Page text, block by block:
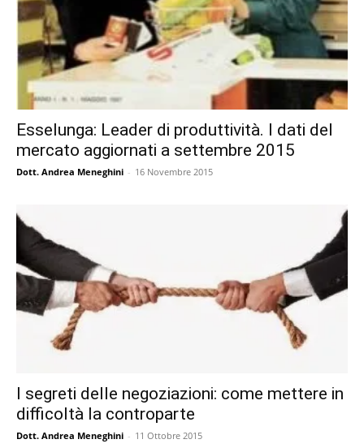
Esselunga: Leader di produttività. I dati del
mercato aggiornati a settembre 2015
Dott. Andrea Meneghini - 16 Novembre 2015
I segreti delle negoziazioni: come mettere in
difficoltà la controparte
Dott. Andrea Meneghini - 11 Ottobre 2015